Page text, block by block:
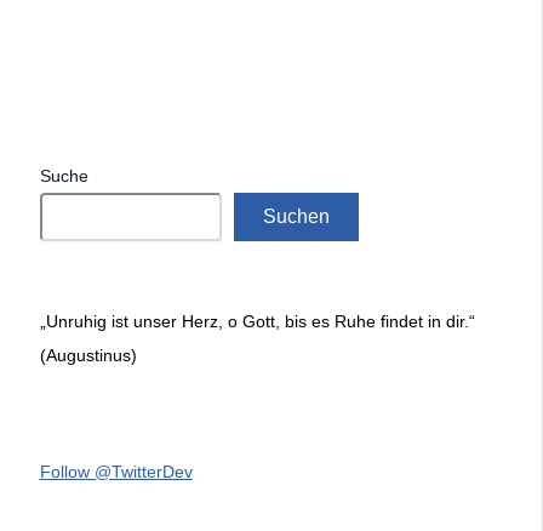
Suche
Suchen
„Unruhig ist unser Herz, o Gott, bis es Ruhe findet in dir.“
(Augustinus)
Follow @TwitterDev